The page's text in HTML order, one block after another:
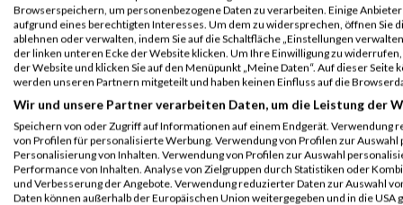
URL www.lindetwaldlauf.at
Event auf Facebook teilen
Browserspeichern, um personenbezogene Daten zu verarbeiten. Einige
aufgrund eines berechtigten Interesses. Um dem zu widersprechen, öffnen Sie
ablehnen oder verwalten, indem Sie auf die Schaltfläche „Einstellungen
der linken unteren Ecke der Website klicken. Um Ihre Einwilligung zu
der Website und klicken Sie auf den Menüpunkt „Meine Daten“. Auf dieser
werden unseren Partnern mitgeteilt und haben keinen Einfluss auf die
Wir und unsere Partner verarbeiten Daten, um die Leistung der
Speichern von oder Zugriff auf Informationen auf einem Endgerät. Verwendung
von Profilen für personalisierte Werbung. Verwendung von Profilen zur
Personalisierung von Inhalten. Verwendung von Profilen zur Auswahl
Performance von Inhalten. Analyse von Zielgruppen durch Statistiken oder
und Verbesserung der Angebote. Verwendung reduzierter Daten zur Auswahl
Daten können außerhalb der Europäischen Union weitergegeben und in die USA